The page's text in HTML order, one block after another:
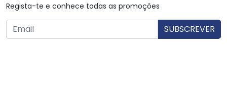
Regista-te e conhece todas as promoções